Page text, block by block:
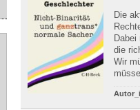
Die
die
Wir